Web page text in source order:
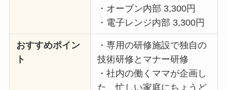
・オーブン内部 3,300円
・電子レンジ内部 3,300円
おすすめポイン
ト
・専用の研修施設で独自の
技術研修とマナー研修
・社内の働くママが企画し
た、忙しい家庭にちょうど